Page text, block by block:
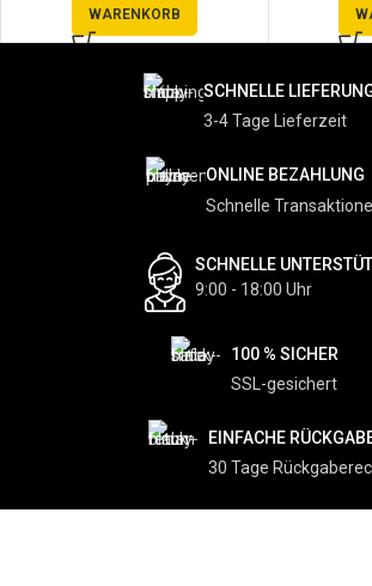
WARENKORB
SCHNELLE
3-4 Tage Lieferzeit
ONLINE BEZAHLUNG
Schnelle
SCHNELLE
9:00 - 18:00 Uhr
100 % SICHER
SSL-gesichert
EINFACHE
30 Tage